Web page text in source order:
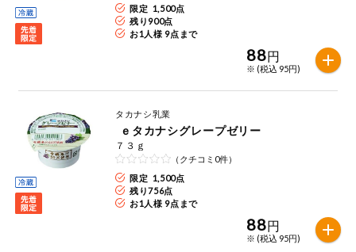
パルコープ・よどがわ生協の情報サイト
アプリのダウンロード
PC版サイトを表示
洗濯・バス・
トイレ用品
ィケア
ベビー
衣料品
アレルゲン情報は、商品企画時の情報のため、ご使用前には
必ず商品パッケージの表示をご確認ください。
特定原材料に準ずるものは、お取引先から情報提供のあった
限定 1,500点
残り 900点
お1人様 9点まで
88円
※ (税込 95円)
タカナシ乳業
ｅタカナシグレープゼリー
７３ｇ
（クチコミ0件）
限定 1,500点
残り756点
お1人様 9点まで
88円
※ (税込 95円)